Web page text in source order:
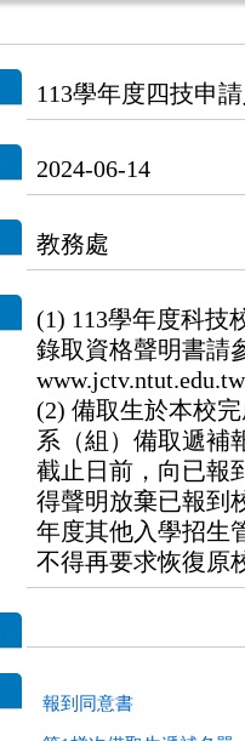
113學年度四技申
2024-06-14
教務處
(1) 113學年度科技
錄取資格聲明書請
(2) 備取生於本校
系（組）備取遞補
截止日前，向已報
得聲明放棄已報到
年度其他入學招生
不得再要求恢復原
報到同意書